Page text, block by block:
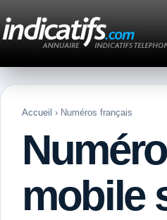
Accueil › Numéros français
mobile